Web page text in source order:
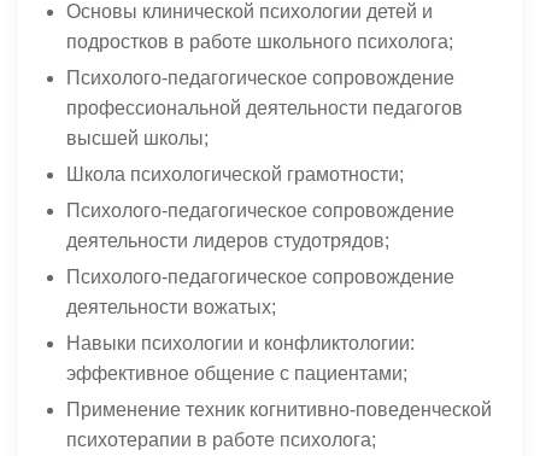
Основы клинической психологии детей и
подростков в работе школьного психолога;
Психолого-педагогическое сопровождение
профессиональной деятельности педагогов
высшей школы;
Школа психологической грамотности;
Психолого-педагогическое сопровождение
деятельности лидеров студотрядов;
Психолого-педагогическое сопровождение
деятельности вожатых;
Навыки психологии и конфликтологии:
эффективное общение с пациентами;
Применение техник когнитивно-поведенческой
психотерапии в работе психолога;